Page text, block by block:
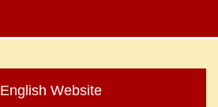
English Website